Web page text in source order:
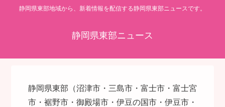
静岡県東部地域から、新着情報を配信する静岡県東部ニュースです。
静岡県東部ニュース
静岡県東部（沼津市・三島市・富士市・富士宮
市・裾野市・御殿場市・伊豆の国市・伊豆市・